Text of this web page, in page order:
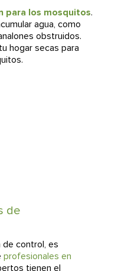
para los mosquitos.
agua, como
obstruidos.
hogar secas para
de
de control, es
profesionales en
tienen el